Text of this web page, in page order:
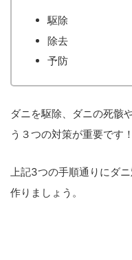
駆除
除去
予防
ダニを駆除、ダニの死骸
う３つの対策が重要です！
上記3つの手順通りにダ
作りましょう。